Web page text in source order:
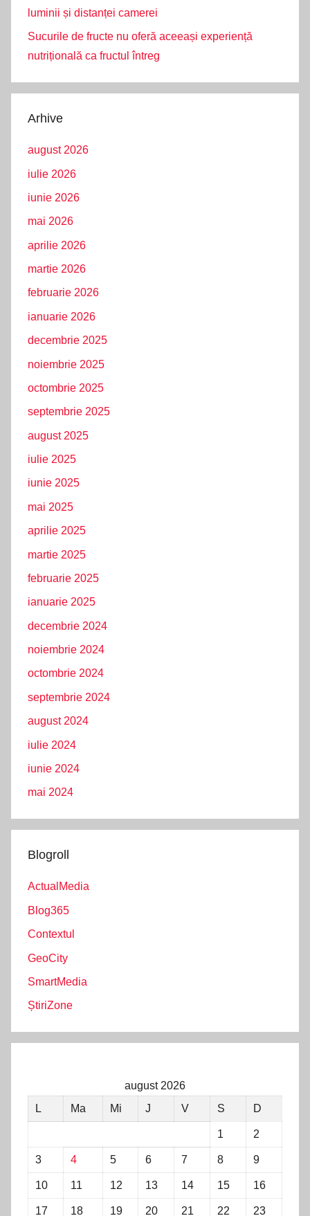
luminii și distanței camerei
Sucurile de fructe nu oferă aceeași experiență
nutrițională ca fructul întreg
Arhive
august 2026
iulie 2026
iunie 2026
mai 2026
aprilie 2026
martie 2026
februarie 2026
ianuarie 2026
decembrie 2025
noiembrie 2025
octombrie 2025
septembrie 2025
august 2025
iulie 2025
iunie 2025
mai 2025
aprilie 2025
martie 2025
februarie 2025
ianuarie 2025
decembrie 2024
noiembrie 2024
octombrie 2024
septembrie 2024
august 2024
iulie 2024
iunie 2024
mai 2024
Blogroll
ActualMedia
Blog365
Contextul
GeoCity
SmartMedia
ȘtiriZone
august 2026
L
Ma Mi J V S D
1 2
3 4 5 6 7 8 9
10 11 12 13 14 15 16
17 18 19 20 21 22 23